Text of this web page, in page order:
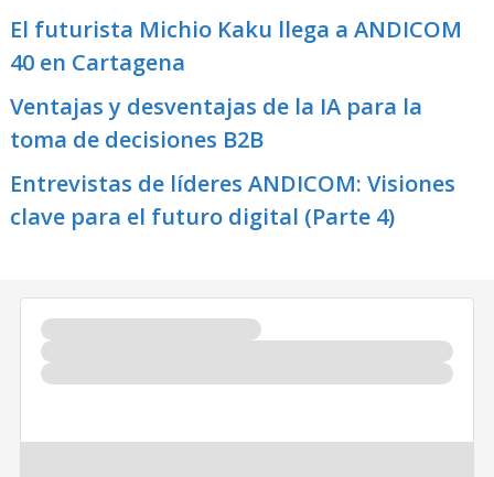
El futurista Michio Kaku llega a ANDICOM
40 en Cartagena
Ventajas y desventajas de la IA para la
toma de decisiones B2B
Entrevistas de líderes ANDICOM: Visiones
clave para el futuro digital (Parte 4)